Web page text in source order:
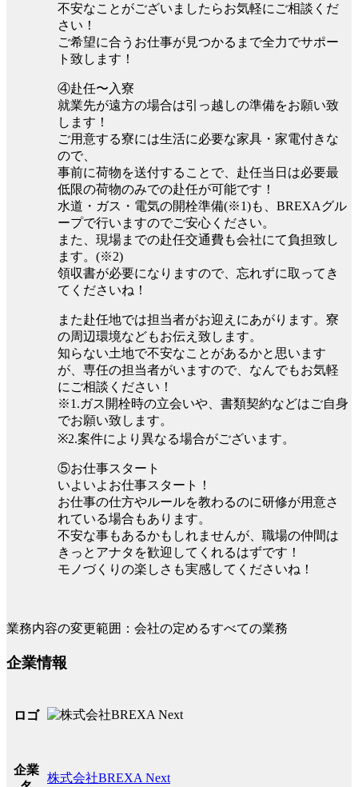
不安なことがございましたらお気軽にご相談くだ
さい！
ご希望に合うお仕事が見つかるまで全力でサポー
ト致します！
④赴任〜入寮
就業先が遠方の場合は引っ越しの準備をお願い致
します！
ご用意する寮には生活に必要な家具・家電付きな
ので、
事前に荷物を送付することで、赴任当日は必要最
低限の荷物のみでの赴任が可能です！
水道・ガス・電気の開栓準備(※1)も、BREXAグル
ープで行いますのでご安心ください。
また、現場までの赴任交通費も会社にて負担致し
ます。(※2)
領収書が必要になりますので、忘れずに取ってき
てくださいね！
また赴任地では担当者がお迎えにあがります。寮
の周辺環境などもお伝え致します。
知らない土地で不安なことがあるかと思います
が、専任の担当者がいますので、なんでもお気軽
にご相談ください！
※1.ガス開栓時の立会いや、書類契約などはご自身
でお願い致します。
※2.案件により異なる場合がございます。
⑤お仕事スタート
いよいよお仕事スタート！
お仕事の仕方やルールを教わるのに研修が用意さ
れている場合もあります。
不安な事もあるかもしれませんが、職場の仲間は
きっとアナタを歓迎してくれるはずです！
モノづくりの楽しさも実感してくださいね！
業務内容の変更範囲：会社の定めるすべての業務
企業情報
ロゴ
企業
株式会社BREXA Next